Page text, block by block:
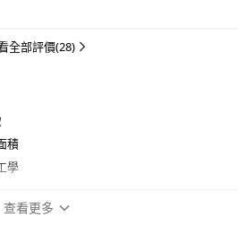
全部評價(28)
積
學
查看更多